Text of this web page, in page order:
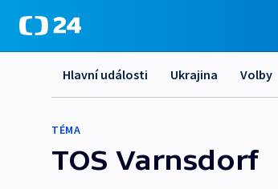
Hlavní události Ukrajina Volby
TÉMA
TOS Varnsdorf